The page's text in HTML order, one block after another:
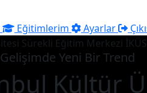
Eğitimlerim Ayarlar
Yeni Bir Trend
Kültür